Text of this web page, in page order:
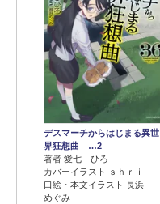
デスマーチからはじまる異世
界狂想曲 …2
著者 愛七 ひろ
カバーイラスト ｓｈｒｉ
口絵・本文イラスト 長浜
めぐみ